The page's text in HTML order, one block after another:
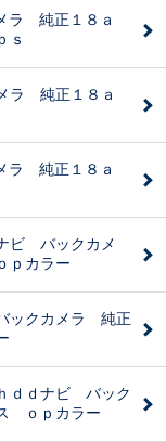
ラ 純正１８ａ
ｓ
ラ 純正１８ａ
ラ 純正１８ａ
ビ バックカメ
カラー
ックカメラ 純正
ｄｄナビ バック
ｏｐカラー